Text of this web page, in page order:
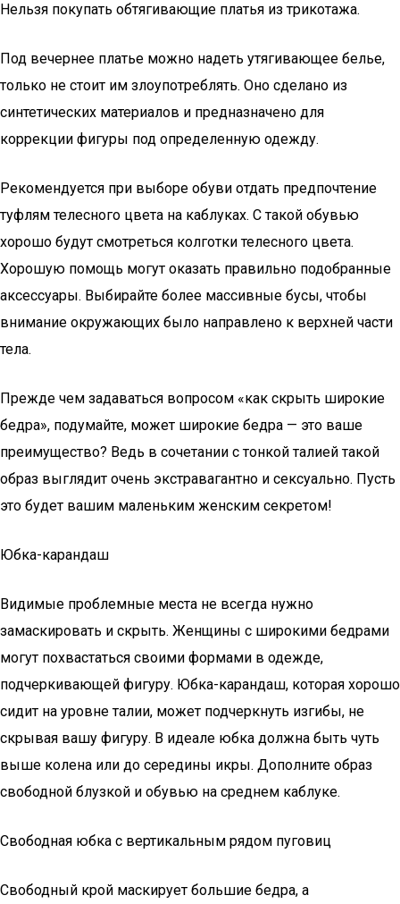
Нельзя покупать обтягивающие платья из трикотажа.
Под вечернее платье можно надеть утягивающее белье,
только не стоит им злоупотреблять. Оно сделано из
синтетических материалов и предназначено для
коррекции фигуры под определенную одежду.
Рекомендуется при выборе обуви отдать предпочтение
туфлям телесного цвета на каблуках. С такой обувью
хорошо будут смотреться колготки телесного цвета.
Хорошую помощь могут оказать правильно подобранные
аксессуары. Выбирайте более массивные бусы, чтобы
внимание окружающих было направлено к верхней части
тела.
Прежде чем задаваться вопросом «как скрыть широкие
бедра», подумайте, может широкие бедра — это ваше
преимущество? Ведь в сочетании с тонкой талией такой
образ выглядит очень экстравагантно и сексуально. Пусть
это будет вашим маленьким женским секретом!
Юбка-карандаш
Видимые проблемные места не всегда нужно
замаскировать и скрыть. Женщины с широкими бедрами
могут похвастаться своими формами в одежде,
подчеркивающей фигуру. Юбка-карандаш, которая хорошо
сидит на уровне талии, может подчеркнуть изгибы, не
скрывая вашу фигуру. В идеале юбка должна быть чуть
выше колена или до середины икры. Дополните образ
свободной блузкой и обувью на среднем каблуке.
Свободная юбка с вертикальным рядом пуговиц
Свободный крой маскирует большие бедра, а